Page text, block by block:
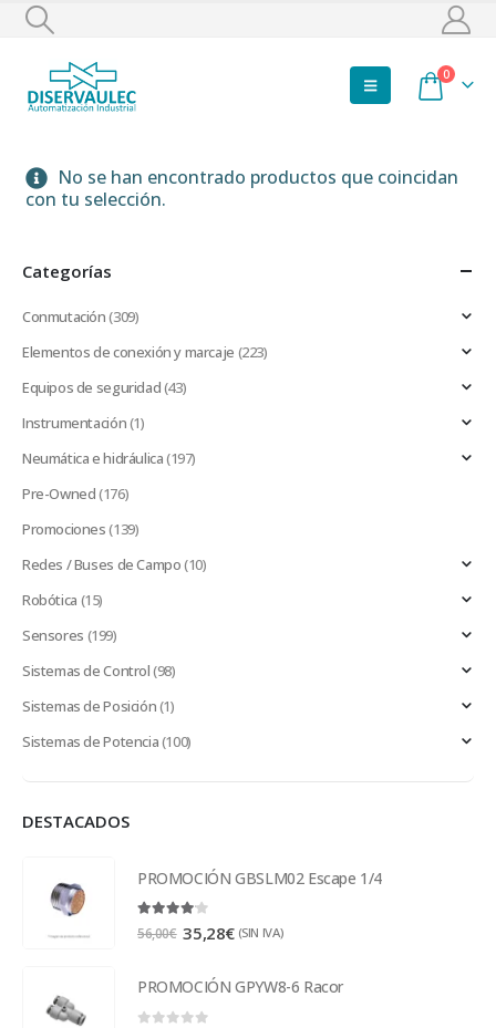
0
No se han encontrado productos que coincidan
con tu selección.
Categorías
Conmutación(309)
Elementos de conexión y marcaje (223)
Equipos de seguridad(43)
Instrumentación(1)
Neumática e hidráulica(197)
Pre-Owned(176)
Promociones(139)
Redes / Buses de Campo(10)
Robótica (15)
Sensores (199)
Sistemas de Control(98)
Sistemas de Posición(1)
Sistemas de Potencia(100)
DESTACADOS
PROMOCIÓN GBSLM02 Escape 1/4
4.00out of 5
56,00€ 35,28€ (SIN IVA)
PROMOCIÓN GPYW8-6 Racor